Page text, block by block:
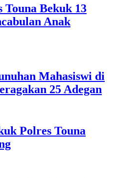
Touna Bekuk 13
Anak
Mahasiswi di
25 Adegan
Polres Touna